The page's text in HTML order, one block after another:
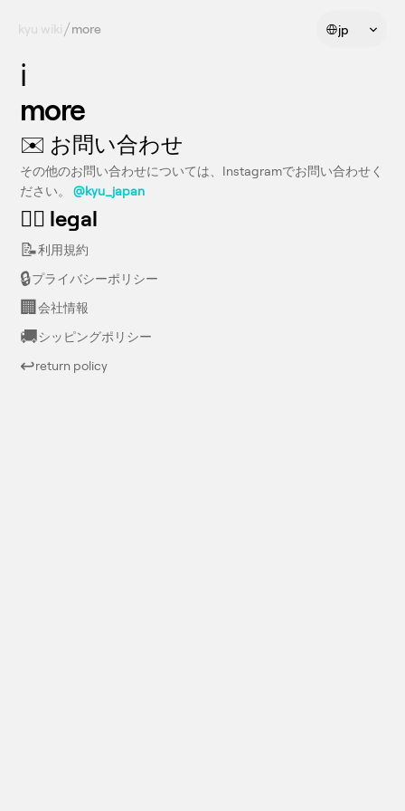
kyu wiki jp
more
ℹ️
more
✉️ お問い合わせ
その他のお問い合わせについては、Instagramでお問い合わせく
ださい。 @kyu_japan
🧑‍⚖️ legal
📝利用規約
🔒プライバシーポリシー
🏢会社情報
🚚シッピングポリシー
↩️return policy